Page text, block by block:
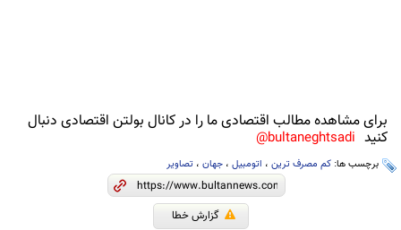
برای مشاهده مطالب اقتصادی ما را در کانال بولتن اقتصادی دنبال
کنید bultaneghtsadi@
برچسب ها: کم مصرف ترین ، اتومبیل ، جهان ، تصاویر
گزارش خطا